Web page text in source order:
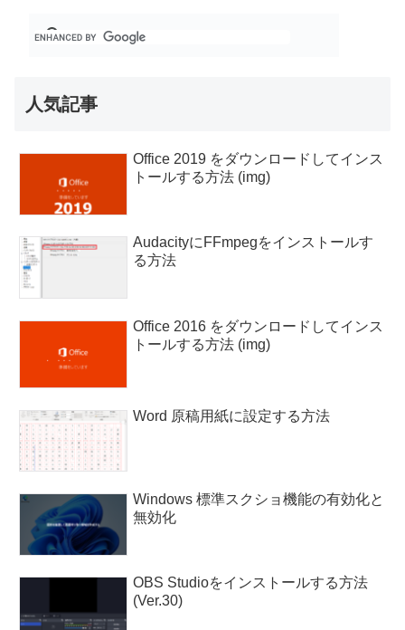
人気記事
Office 2019 をダウンロードしてインス
トールする方法 (img)
AudacityにFFmpegをインストールす
る方法
Office 2016 をダウンロードしてインス
トールする方法 (img)
Word 原稿用紙に設定する方法
Windows 標準スクショ機能の有効化と
無効化
OBS Studioをインストールする方法
(Ver.30)